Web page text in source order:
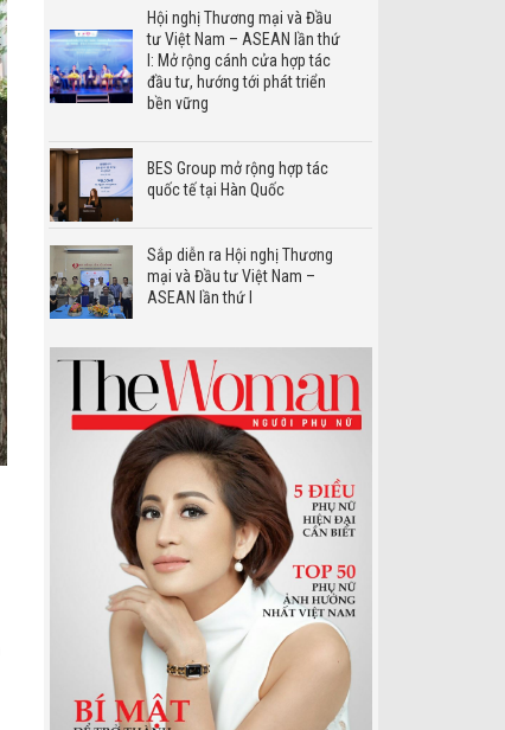
Hội nghị Thương mại và Đầu
tư Việt Nam – ASEAN lần thứ
I: Mở rộng cánh cửa hợp tác
đầu tư, hướng tới phát triển
bền vững
BES Group mở rộng hợp tác
quốc tế tại Hàn Quốc
Sắp diễn ra Hội nghị Thương
mại và Đầu tư Việt Nam –
ASEAN lần thứ I